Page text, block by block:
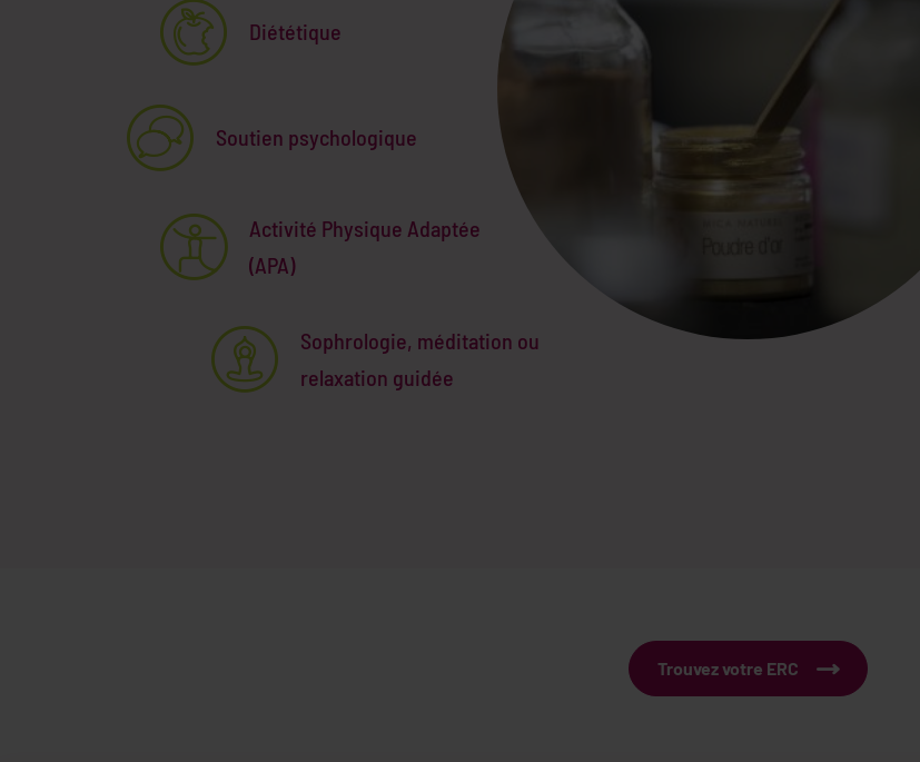
Diététique
Soutien psychologique
Activité Physique Adaptée
(APA)
Sophrologie, méditation ou
relaxation guidée
Trouvez votre ERC